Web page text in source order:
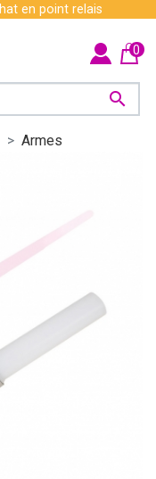
en point relais

0
Armes